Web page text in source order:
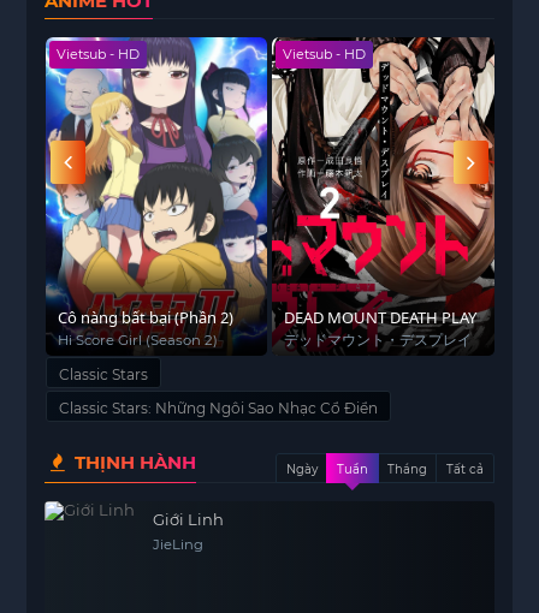
điệu, ông bước vào một thế giới nơi những nốt
nhạc vang lên mạnh mẽ hơn cả nắm đấm, quyết
tâm giành chiến thắng trong cuộc thi cuối cùng.
Vietsub - HD
Cô nàng bất bại (Phần 2)
Hi Score Girl (Season 2)
Vietsub - HD
DEAD MOUNT DEATH PLAY
デッドマウント・デスプレイ
Classic Stars
Classic Stars: Những Ngôi Sao Nhạc Cổ Điển
THỊNH HÀNH Ngày Tuần Tháng Tất cả
Giới Linh
JieLing